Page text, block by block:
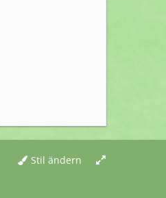
Stil ändern